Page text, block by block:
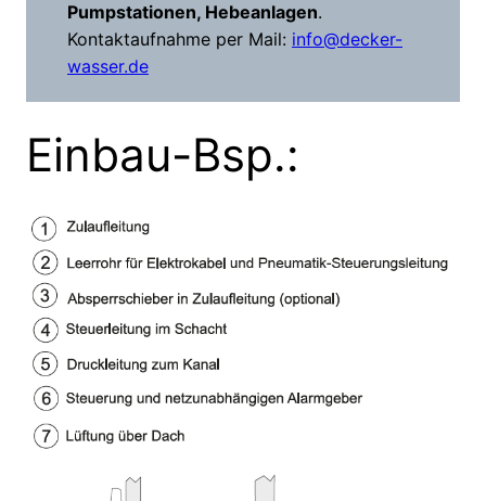
Pumpstationen, Hebeanlagen.
Kontaktaufnahme per Mail: info@decker-
wasser.de
Einbau-Bsp.: